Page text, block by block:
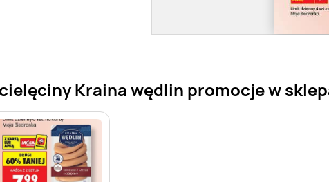
Kraina wędlin promocje w